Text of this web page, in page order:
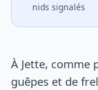
nids signalés
À Jette, comme
guêpes et de